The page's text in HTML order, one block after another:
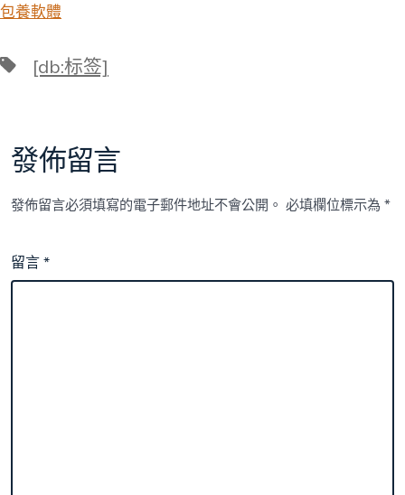
包養軟體
標 [db:标签]
發佈留言
發佈留言必須填寫的電子郵件地址不會公開。 必填欄位標示為*
留言*